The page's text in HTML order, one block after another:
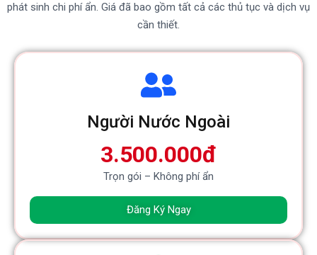
phát sinh chi phí ẩn. Giá đã bao gồm tất cả các thủ tục và dịch vụ
cần thiết.
Người Nước Ngoài
3.500.000đ
Trọn gói – Không phí ẩn
Đăng Ký Ngay